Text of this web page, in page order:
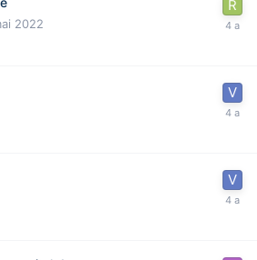
2022